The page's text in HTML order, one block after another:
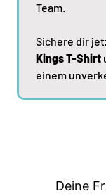
Team.
Sichere dir
Kings T-Shirt
einem
Deine